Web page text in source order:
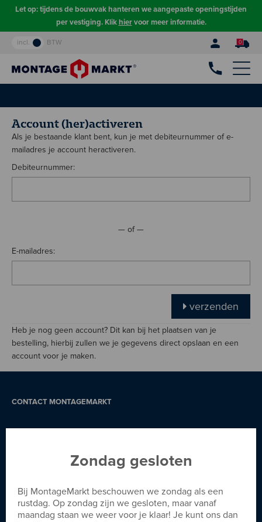
Let op: tijdens de bouwvak hanteren we aangepaste openingstijden
per vestiging. Klikhiervoor meer informatie.
incl. BTW 0
Account (her)activeren
Als je bestaande klant bent, kun je met debiteurnummer of e-
mailadres je account heractiveren.
Debiteurnummer:
— of —
E-mailadres:
verzenden
Heb je nog geen account? Dit kan bij het plaatsen van je
bestelling, hierbij zullen we je gegevens direct opslaan en een
account voor je maken.
CONTACT MONTAGEMARKT
MontageMarkt BarneveldZondag gesloten
Bij MontageMarkt beschouwen we zondag als een
rustdag. Op zondag zijn we gesloten, maar vanaf
maandag staan we weer voor je klaar! Je kunt ons dan